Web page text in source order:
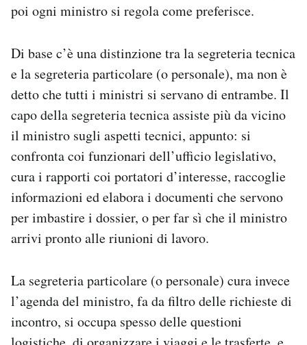
poi ogni ministro si regola come preferisce.
Di base c’è una distinzione tra la segreteria tecnica
e la segreteria particolare (o personale), ma non è
detto che tutti i ministri si servano di entrambe. Il
capo della segreteria tecnica assiste più da vicino
il ministro sugli aspetti tecnici, appunto: si
confronta coi funzionari dell’ufficio legislativo,
cura i rapporti coi portatori d’interesse, raccoglie
informazioni ed elabora i documenti che servono
per imbastire i dossier, o per far sì che il ministro
arrivi pronto alle riunioni di lavoro.
La segreteria particolare (o personale) cura invece
l’agenda del ministro, fa da filtro delle richieste di
incontro, si occupa spesso delle questioni